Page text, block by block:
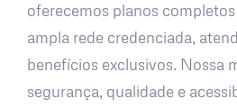
oferecemos planos
ampla rede credenciada,
benefícios exclusivos. Nossa
segurança, qualidade e